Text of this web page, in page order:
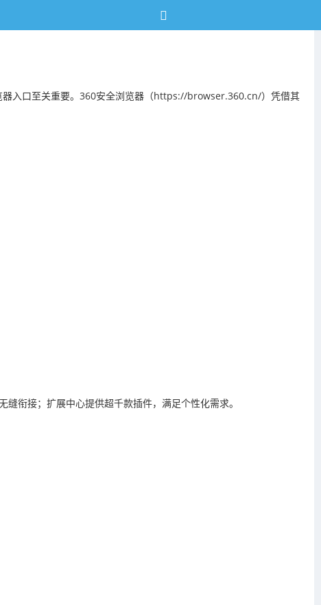
器入口至关重要。360安全浏览器（https://browser.360.cn/）凭借其
衔接；扩展中心提供超千款插件，满足个性化需求。